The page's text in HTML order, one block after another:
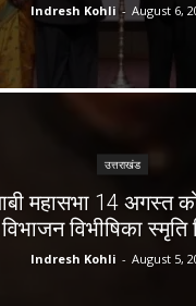
Indresh Kohli - August 6,
उत्तराखंड
महासभा 14 अगस्त को
विभाजन विभीषिका स्मृति
Indresh Kohli - August 5,